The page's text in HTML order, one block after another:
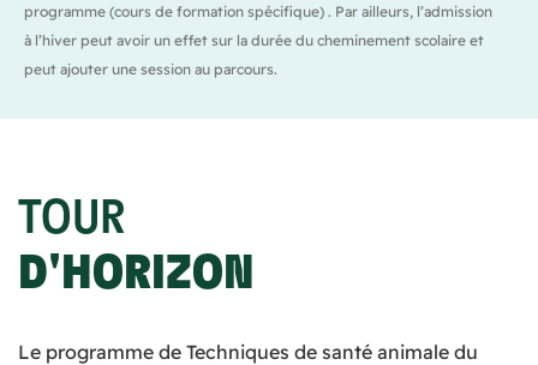
programme (cours de formation spécifique) . Par ailleurs, l’admission
à l’hiver peut avoir un effet sur la durée du cheminement scolaire et
peut ajouter une session au parcours.
TOUR
D'HORIZON
Le programme de Techniques de santé animale du